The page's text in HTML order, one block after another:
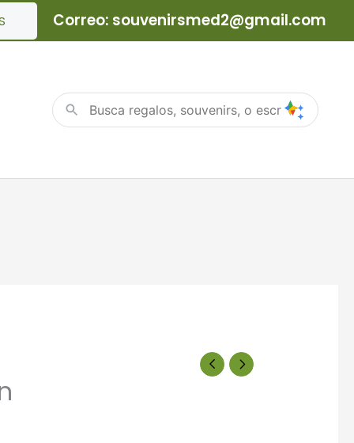
Correo: souvenirsmed2@gmail.com